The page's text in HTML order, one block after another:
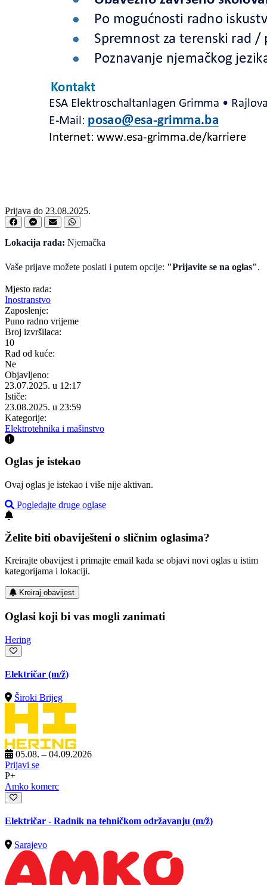
Prijava do 23.08.2025.
Lokacija rada: Njemačka
Vaše prijave možete poslati i putem opcije: "Prijavite se na oglas".
Mjesto rada:
Inostranstvo
Zaposlenje:
Puno radno vrijeme
Broj izvršilaca:
10
Rad od kuće:
Ne
Objavljeno:
23.07.2025. u 12:17
Ističe:
23.08.2025. u 23:59
Kategorije:
Elektrotehnika i mašinstvo
Oglas je istekao
Ovaj oglas je istekao i više nije aktivan.
Pogledajte druge oglase
Želite biti obaviješteni o sličnim oglasima?
Kreirajte obavijest i primajte email kada se objavi novi oglas u istim
kategorijama i lokaciji.
Kreiraj obavijest
Oglasi koji bi vas mogli zanimati
Hering
Električar (m/ž)
Široki Brijeg
05.08. – 04.09.2026
Prijavi se
P+
Amko komerc
Električar - Radnik na tehničkom održavanju (m/ž)
Sarajevo